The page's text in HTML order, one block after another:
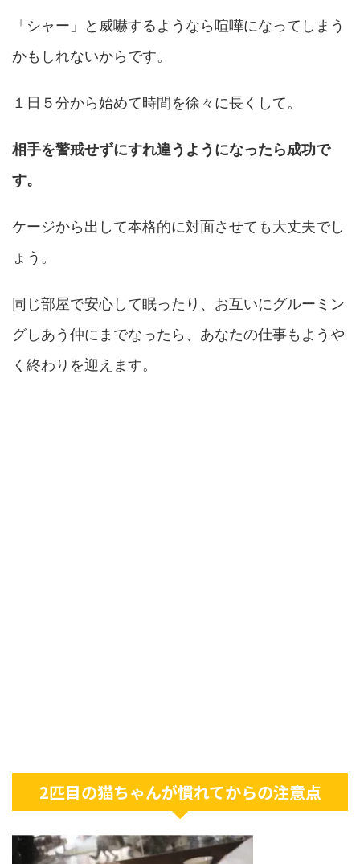
「シャー」と威嚇するようなら喧嘩になってしまう
かもしれないからです。
１日５分から始めて時間を徐々に長くして。
相手を警戒せずにすれ違うようになったら成功で
す。
ケージから出して本格的に対面させても大丈夫でし
ょう。
同じ部屋で安心して眠ったり、お互いにグルーミン
グしあう仲にまでなったら、あなたの仕事もようや
く終わりを迎えます。
2匹目の猫ちゃんが慣れてからの注意点